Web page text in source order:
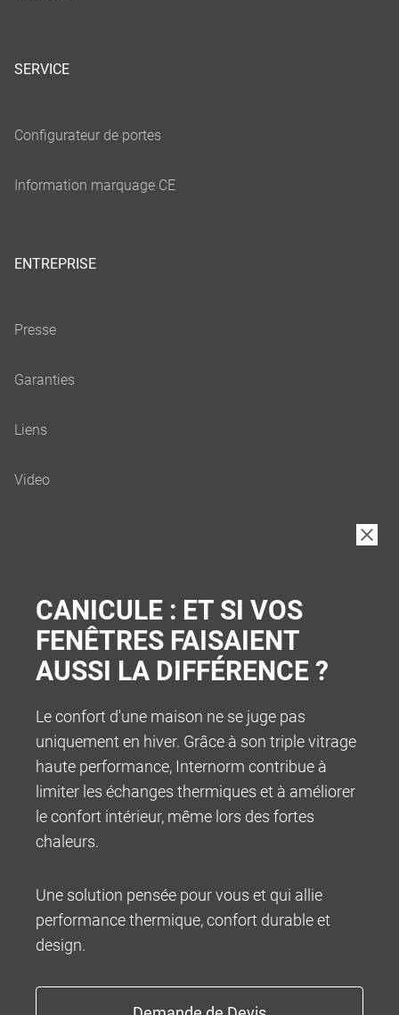
SERVICE
ENTREPRISE
CANICULE : ET SI VOS
FENÊTRES FAISAIENT
AUSSI LA DIFFÉRENCE ?
Le confort d'une maison ne se juge pas
uniquement en hiver. Grâce à son triple vitrage
haute performance, Internorm contribue à
limiter les échanges thermiques et à améliorer
le confort intérieur, même lors des fortes
chaleurs.
Une solution pensée pour vous et qui allie
performance thermique, confort durable et
design.